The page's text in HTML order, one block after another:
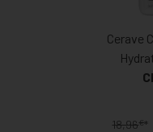
Cerave
18,96€*